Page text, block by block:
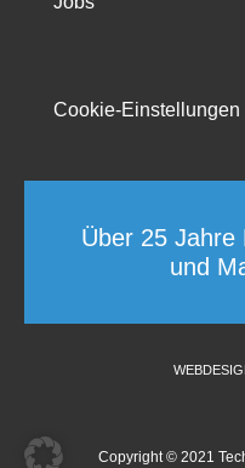
Cookie-Einstellungen
Über 25 Jahre
und
Copyright © 2021